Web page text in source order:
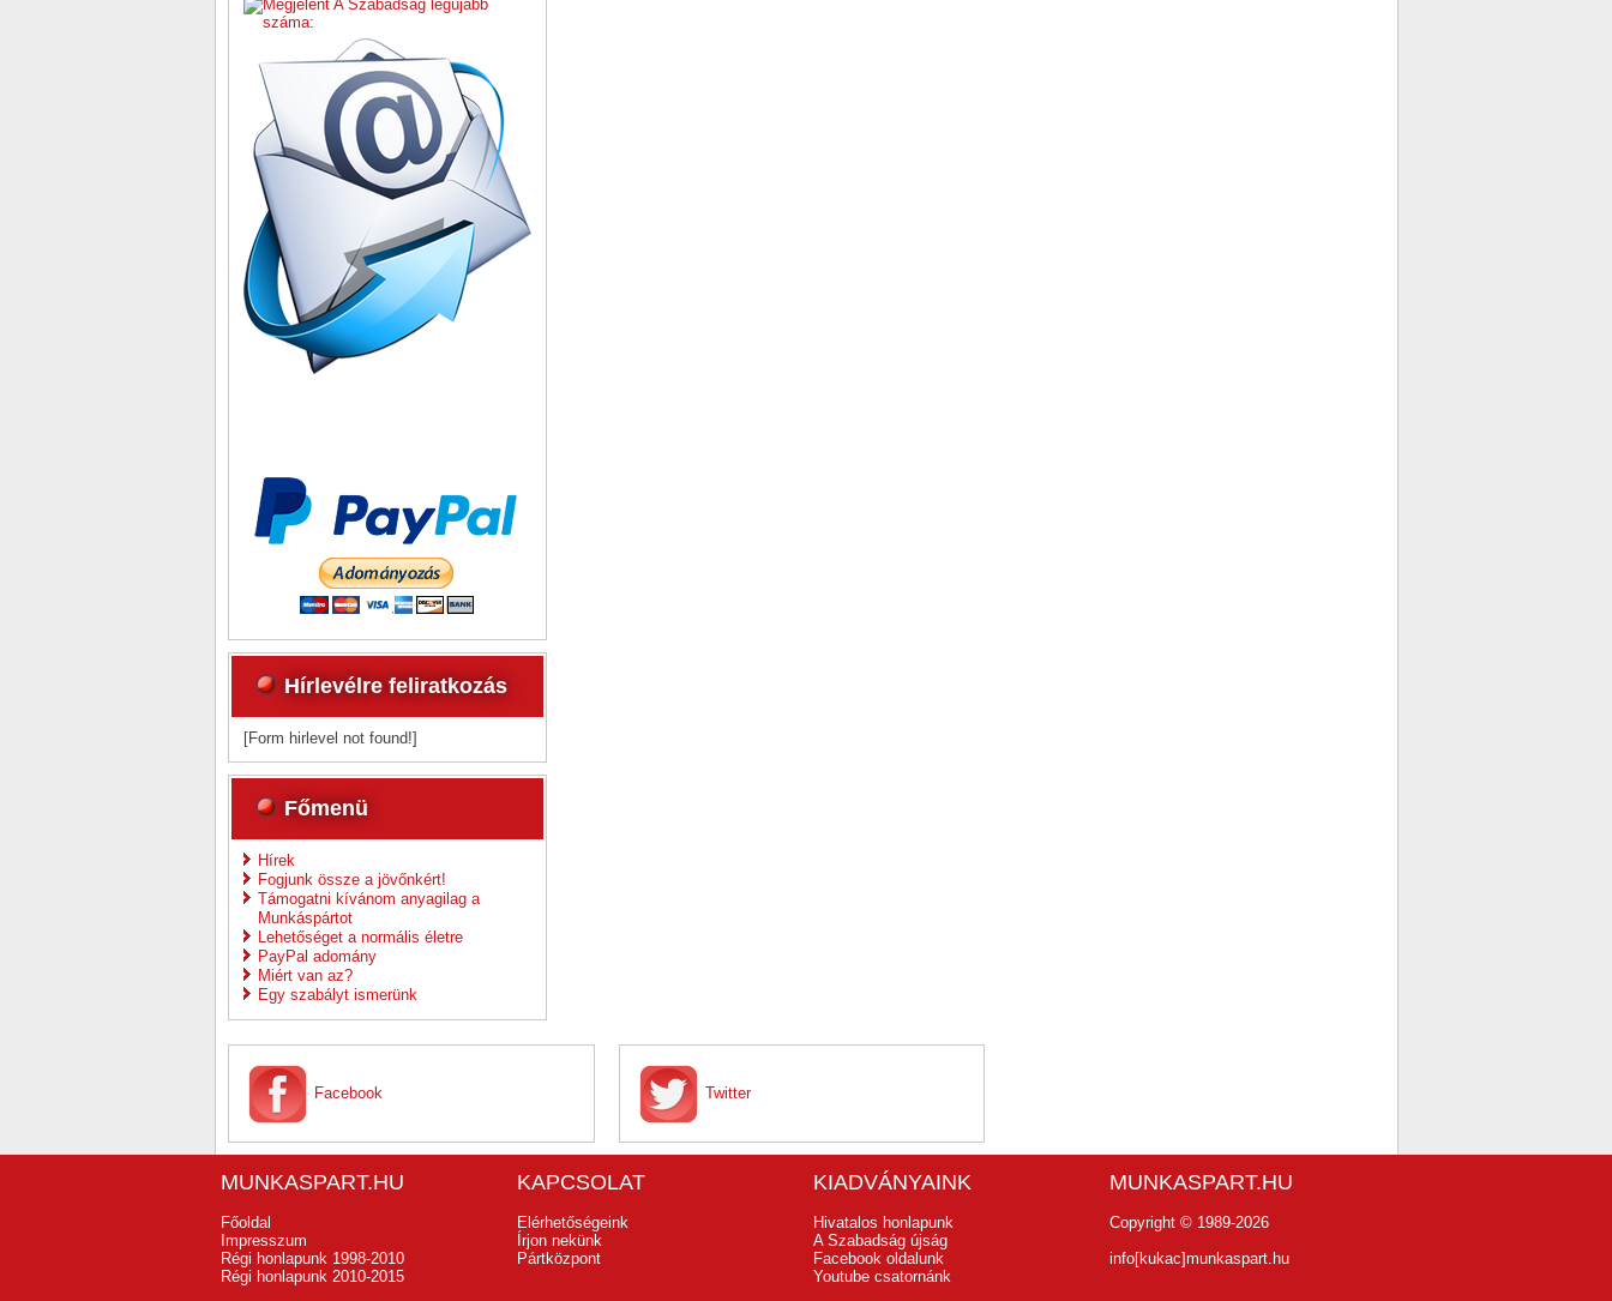
Hírlevélre feliratkozás
[Form hirlevel not found!]
Főmenü
Hírek
Fogjunk össze a jövőnkért!
Támogatni kívánom anyagilag a
Munkáspártot
Lehetőséget a normális életre
PayPal adomány
Miért van az?
Egy szabályt ismerünk
Facebook Twitter
MUNKASPART.HU
Főoldal
Impresszum
Régi honlapunk 1998-2010
Régi honlapunk 2010-2015
KAPCSOLAT
Elérhetőségeink
Írjon nekünk
Pártközpont
KIADVÁNYAINK
Hivatalos honlapunk
A Szabadság újság
Facebook oldalunk
Youtube csatornánk
MUNKASPART.HU
Copyright © 1989-2026
info[kukac]munkaspart.hu